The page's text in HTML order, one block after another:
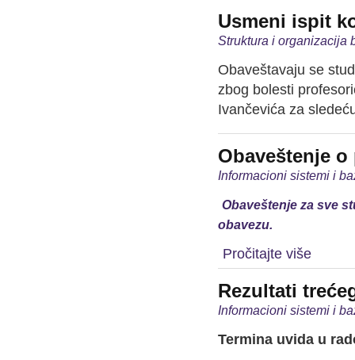
Usmeni ispit
Struktura i organizacija
Obaveštavaju se
zbog bolesti
Ivančevića za
Obaveštenje
Informacioni sistemi i
Obaveštenje za sve
obavezu.
Pročitajte više
Rezultati
Informacioni sistemi i
Termina uvida u